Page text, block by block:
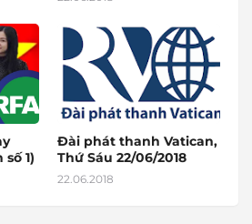
1)
Đài phát thanh Vatican,
Thứ Sáu 22/06/2018
22.06.2018